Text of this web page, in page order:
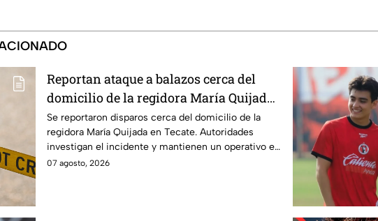
Reportan ataque a balazos cerca del
domicilio de la regidora María Quijada
en Tecate; esto se sabe
Se reportaron disparos cerca del domicilio de la
regidora María Quijada en Tecate. Autoridades
investigan el incidente y mantienen un operativo en
la zona.
07 agosto, 2026